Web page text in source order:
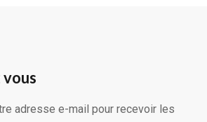
adresse e-mail pour recevoir les